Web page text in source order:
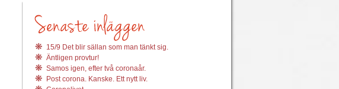
15/9 Det blir sällan som man tänkt sig.
Äntligen provtur!
Samos igen, efter två coronaår.
Post corona. Kanske. Ett nytt liv.